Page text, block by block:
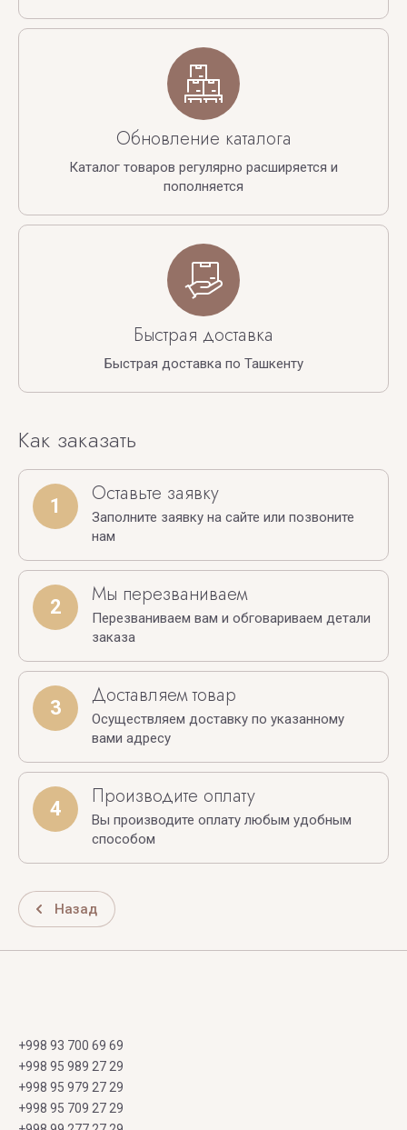
Обновление каталога
Каталог товаров регулярно расширяется и
пополняется
Быстрая доставка
Быстрая доставка по Ташкенту
Как заказать
1 Оставьте заявку
Заполните заявку на сайте или позвоните
нам
2 Мы перезваниваем
Перезваниваем вам и обговариваем детали
заказа
3 Доставляем товар
Осуществляем доставку по указанному
вами адресу
4 Производите оплату
Вы производите оплату любым удобным
способом
Назад
+998 93 700 69 69
+998 95 989 27 29
+998 95 979 27 29
+998 95 709 27 29